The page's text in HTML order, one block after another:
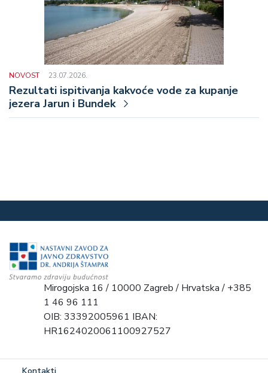
NOVOST 23.07.2026.
Rezultati ispitivanja kakvoće vode za kupanje
jezera Jarun i Bundek
Mirogojska 16 / 10000 Zagreb / Hrvatska / +385
1 46 96 111
OIB: 33392005961 IBAN:
HR1624020061100927527